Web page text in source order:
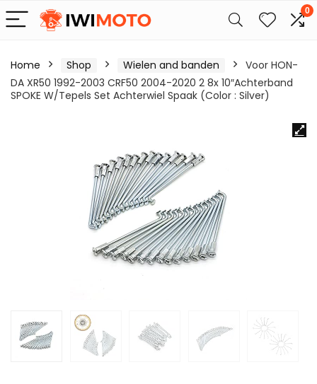
0
Home Shop Wielen and banden
Voor HON-
DA XR50 1992-2003 CRF50 2004-2020 2 8x 10″Achterband
SPOKE W/Tepels Set Achterwiel Spaak (Color : Silver)